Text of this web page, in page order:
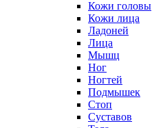
Кожи головы
Кожи лица
Ладоней
Лица
Мышц
Ног
Ногтей
Подмышек
Стоп
Суставов